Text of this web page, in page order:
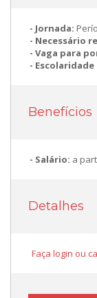
Jornada:
Necessário
Vaga para
Escolaridade
Benefícios
Salário: a
Detalhes
Faça login ou